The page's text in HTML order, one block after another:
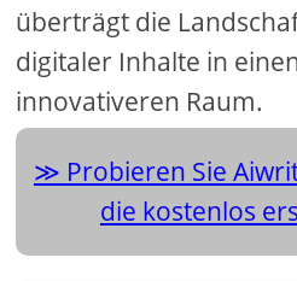
überträgt die
digitaler Inhalte in
innovativeren Raum.
Probieren Sie
die kostenlos